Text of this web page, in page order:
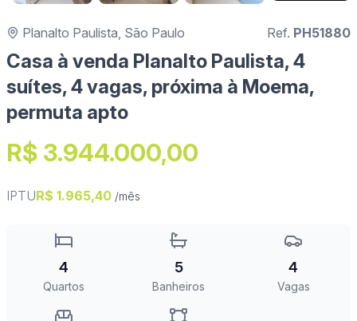
Planalto Paulista, São Paulo Ref. PH51880
Casa à venda Planalto Paulista, 4
suítes, 4 vagas, próxima à Moema,
permuta apto
R$ 3.944.000,00
IPTUR$ 1.965,40 /mês
4
Quartos
5
Banheiros
4
Vagas